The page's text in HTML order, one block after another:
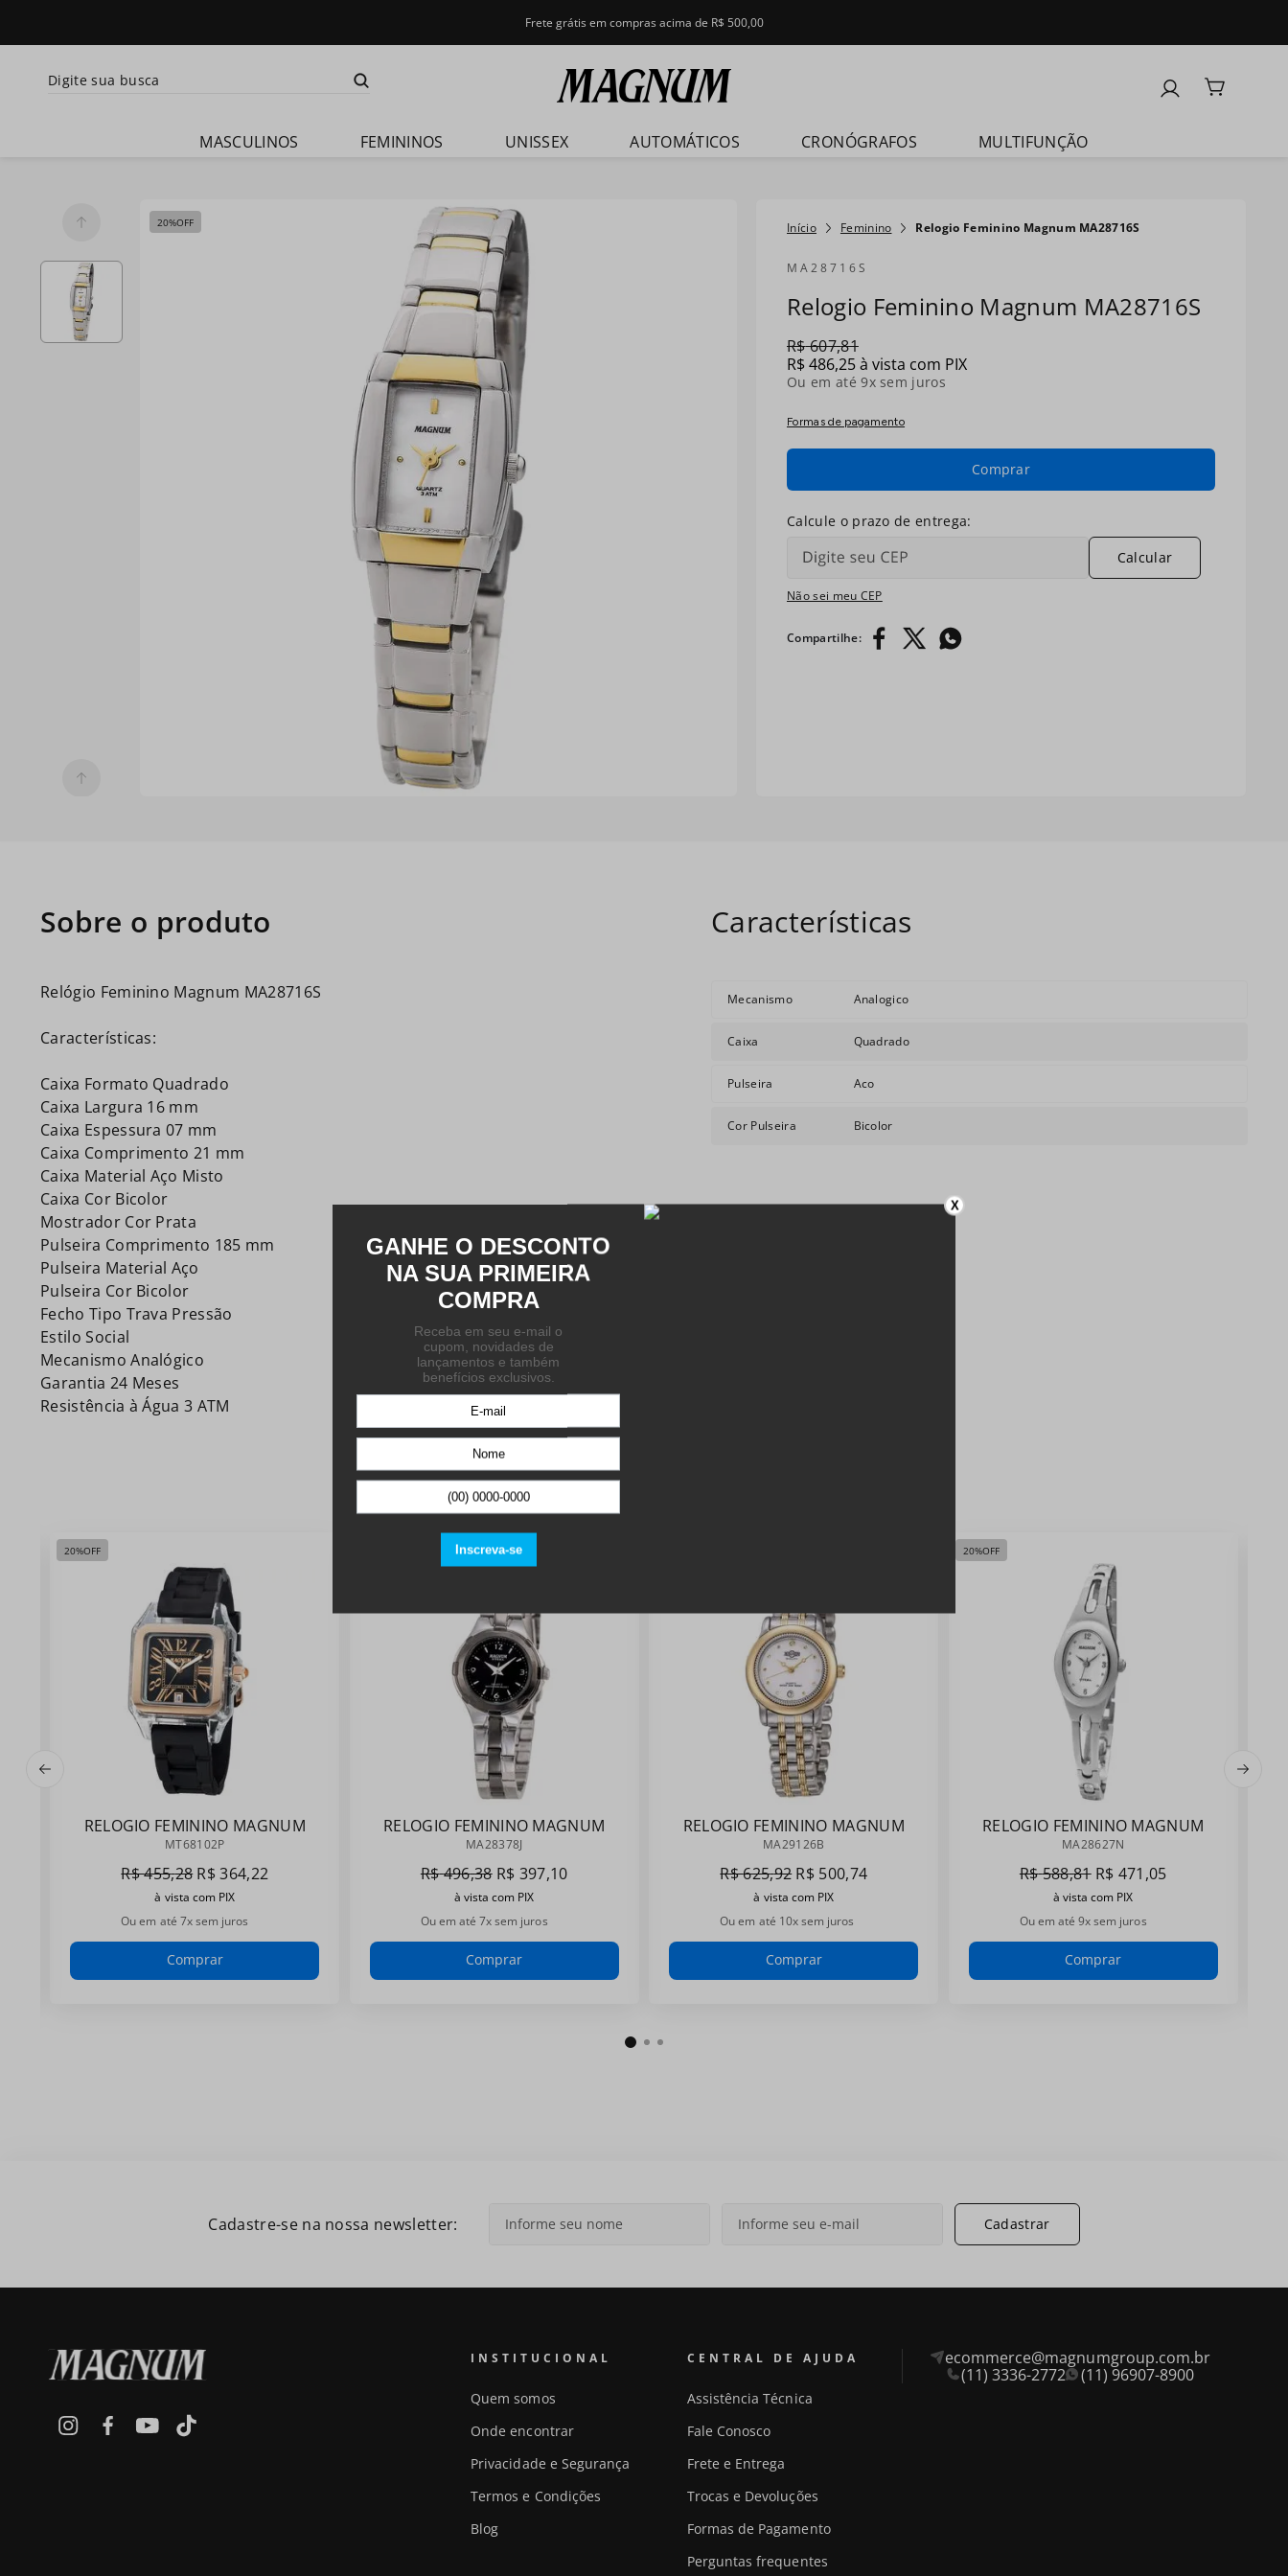
Frete grátis em compras acima de R$ 500,00
Digite sua busca
MASCULINOS FEMININOS UNISSEX AUTOMÁTICOS CRONÓGRAFOS MULTIFUNÇÃO
20%OFF Feminino Relogio Feminino Magnum MA28716S
MA28716S
Relogio Feminino Magnum MA28716S
R$607,81
R$486,25à vista com PIX
Ou em até9x sem juros
Formas de pagamento
Comprar
Não sei meu CEP
Calcular
Relógio Feminino Magnum MA28716S
Características:
Caixa Formato Quadrado
Caixa Largura 16 mm
Caixa Espessura 07 mm
Caixa Comprimento 21 mm
Caixa Material Aço Misto
Caixa Cor Bicolor
Mostrador Cor Prata
Pulseira Comprimento 185 mm
Pulseira Material Aço
Pulseira Cor Bicolor
Fecho Tipo Trava Pressão
Estilo Social
Mecanismo Analógico
Garantia 24 Meses
Resistência à Água 3 ATM
Mecanismo Analogico
Caixa Quadrado
Pulseira Aco
Cor Pulseira Bicolor
QUEM VIU, VIU TAMBÉM:
20%OFF
RELOGIO FEMININO MAGNUM
MT68102P
MT68102P
R$455,28 R$ 364,22
à vista com PIX
Ou em até 7x sem juros
Comprar
RELOGIO FEMININO MAGNUM
MA28378J
MA28378J
R$496,38 R$ 397,10
à vista com PIX
Ou em até7x sem juros
Comprar
RELOGIO FEMININO MAGNUM
MA29126B
MA29126B
R$625,92 R$ 500,74
à vista com PIX
Ou em até 10x sem juros
Comprar
20%OFF
RELOGIO FEMININO MAGNUM
MA28627N
MA28627N
R$588,81 R$ 471 ,05
à vista com PIX
Ou em até9x sem juros
Comprar
Cadastre-se na nossa newsletter: Cadastrar
INSTITUCIONAL
Quem somos
Onde encontrar
Privacidade e Segurança
Termos e Condições
Blog
CENTRAL DE AJUDA
Assistência Técnica
Fale Conosco
Frete e Entrega
Trocas e Devoluções
Formas de Pagamento
Perguntas frequentes
ecommerce@magnumgroup.com.br
(11) 3336-2772
(11) 96907-8900
X
ma30310t
ma35066u
ma35235t
ma35217a
ma34594a
ma35191q
relogios
feminino